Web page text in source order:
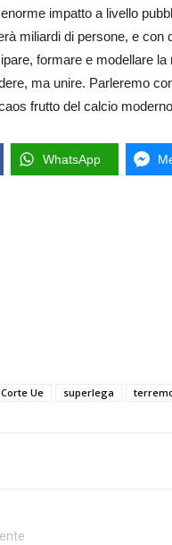
impatto a livello
miliardi di persone, e
formare e modellare
ma unire. Parleremo
frutto del calcio
WhatsApp
Corte Ue superlega